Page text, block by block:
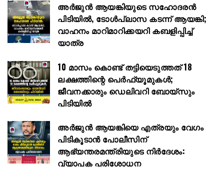
അർജുൻ ആയങ്കിയുടെ സഹോദരൻ
പിടിയിൽ, ടോൾപ്ലാസ കടന്ന് ആയങ്കി;
വാഹനം മാറിമാറിക്കയറി കബളിപ്പിച്ച്
യാത്ര
10 മാസം കൊണ്ട് തട്ടിയെടുത്തത് 18
ലക്ഷത്തിന്റെ പെർഫ്യൂമുകൾ;
ജീവനക്കാരും ഡെലിവറി ബോയ്സും
പിടിയിൽ
അര്‍ജുന്‍ ആയങ്കിയെ എത്രയും വേഗം
പിടികൂടാന്‍ പോലീസിന്
ആഭ്യന്തരമന്ത്രിയുടെ നിര്‍ദേശം:
വ്യാപക പരിശോധന